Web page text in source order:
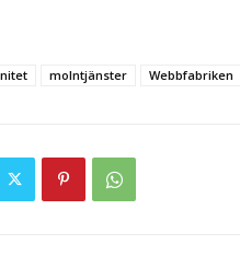
molntjänster Webbfabriken